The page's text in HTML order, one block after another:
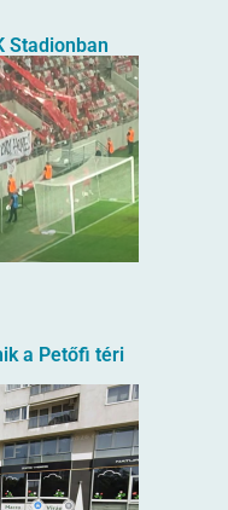
Stadionban
a Petőfi téri